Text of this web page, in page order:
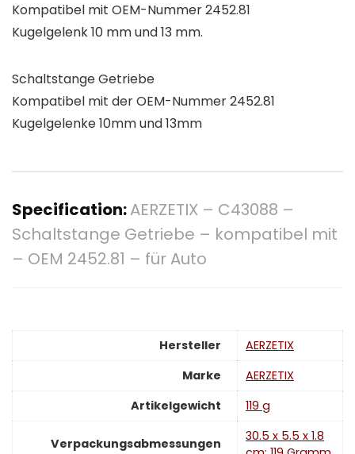
Kompatibel mit OEM-Nummer 2452.81
Kugelgelenk 10 mm und 13 mm.
Schaltstange Getriebe
Kompatibel mit der OEM-Nummer 2452.81
Kugelgelenke 10mm und 13mm
Specification:AERZETIX – C43088 –
Schaltstange Getriebe – kompatibel mit
– OEM 2452.81 – für Auto
Hersteller
‎AERZETIX
Marke
‎AERZETIX
Artikelgewicht
‎119 g
Verpackungsabmessungen
‎30.5 x 5.5 x 1.8